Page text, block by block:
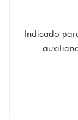
Indicado